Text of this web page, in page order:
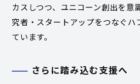
カスしつつ、ユニコーン創出を意
究者・スタートアップをつなぐハ
ています。
さらに踏み込む支援へ